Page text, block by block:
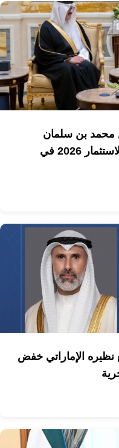
محمد بن سلمان
لحضور منتدى مبادرة مستقبل الاستثمار 2026 في
نظيره الإماراتي خفض